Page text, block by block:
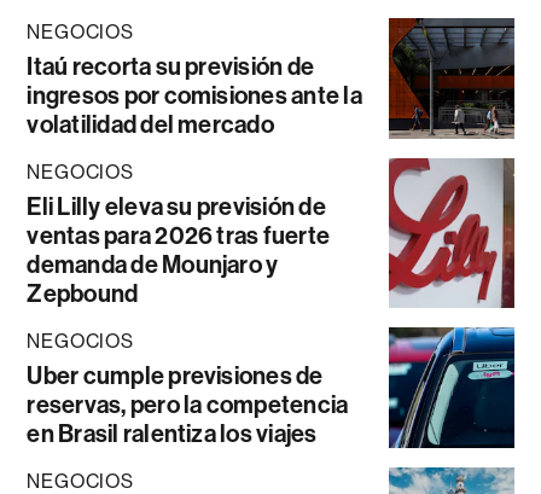
NEGOCIOS
Itaú recorta su previsión de
ingresos por comisiones ante la
volatilidad del mercado
NEGOCIOS
Eli Lilly eleva su previsión de
ventas para 2026 tras fuerte
demanda de Mounjaro y
Zepbound
NEGOCIOS
Uber cumple previsiones de
reservas, pero la competencia
en Brasil ralentiza los viajes
NEGOCIOS